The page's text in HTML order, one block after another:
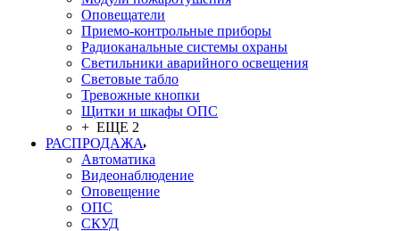
Оповещатели
Приемо-контрольные приборы
Радиоканальные системы охраны
Светильники аварийного освещения
Световые табло
Тревожные кнопки
Щитки и шкафы ОПС
+ ЕЩЕ 2
РАСПРОДАЖА
Автоматика
Видеонаблюдение
Оповещение
ОПС
СКУД